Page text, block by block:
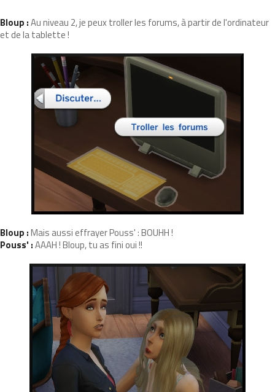
Bloup :Au niveau 2, je peux troller les forums, à partir de l'ordinateur
et de la tablette !
Bloup :Mais aussi effrayer Pouss' : BOUHH !
Pouss' :AAAH ! Bloup, tu as fini oui !!